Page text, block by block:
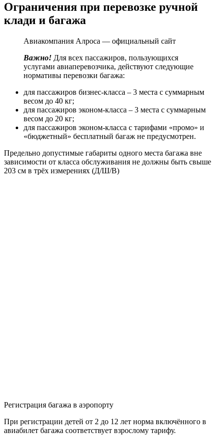
Ограничения при перевозке ручной
клади и багажа
Авиакомпания Алроса — официальный сайт
Важно! Для всех пассажиров, пользующихся
услугами авиаперевозчика, действуют следующие
нормативы перевозки багажа:
для пассажиров бизнес-класса – 3 места с суммарным
весом до 40 кг;
для пассажиров эконом-класса – 3 места с суммарным
весом до 20 кг;
для пассажиров эконом-класса с тарифами «промо» и
«бюджетный» бесплатный багаж не предусмотрен.
Предельно допустимые габариты одного места багажа вне
зависимости от класса обслуживания не должны быть свыше
203 см в трёх измерениях (Д/Ш/В)
Регистрация багажа в аэропорту
При регистрации детей от 2 до 12 лет норма включённого в
авиабилет багажа соответствует взрослому тарифу.